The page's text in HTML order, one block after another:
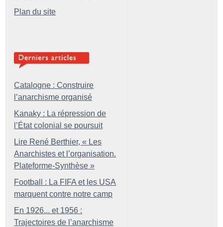
Plan du site
Catalogne : Construire
l’anarchisme organisé
Kanaky : La répression de
l’État colonial se poursuit
Lire René Berthier, « Les
Anarchistes et l’organisation.
Plateforme-Synthèse »
Football : La FIFA et les USA
marquent contre notre camp
En 1926... et 1956 :
Trajectoires de l’anarchisme